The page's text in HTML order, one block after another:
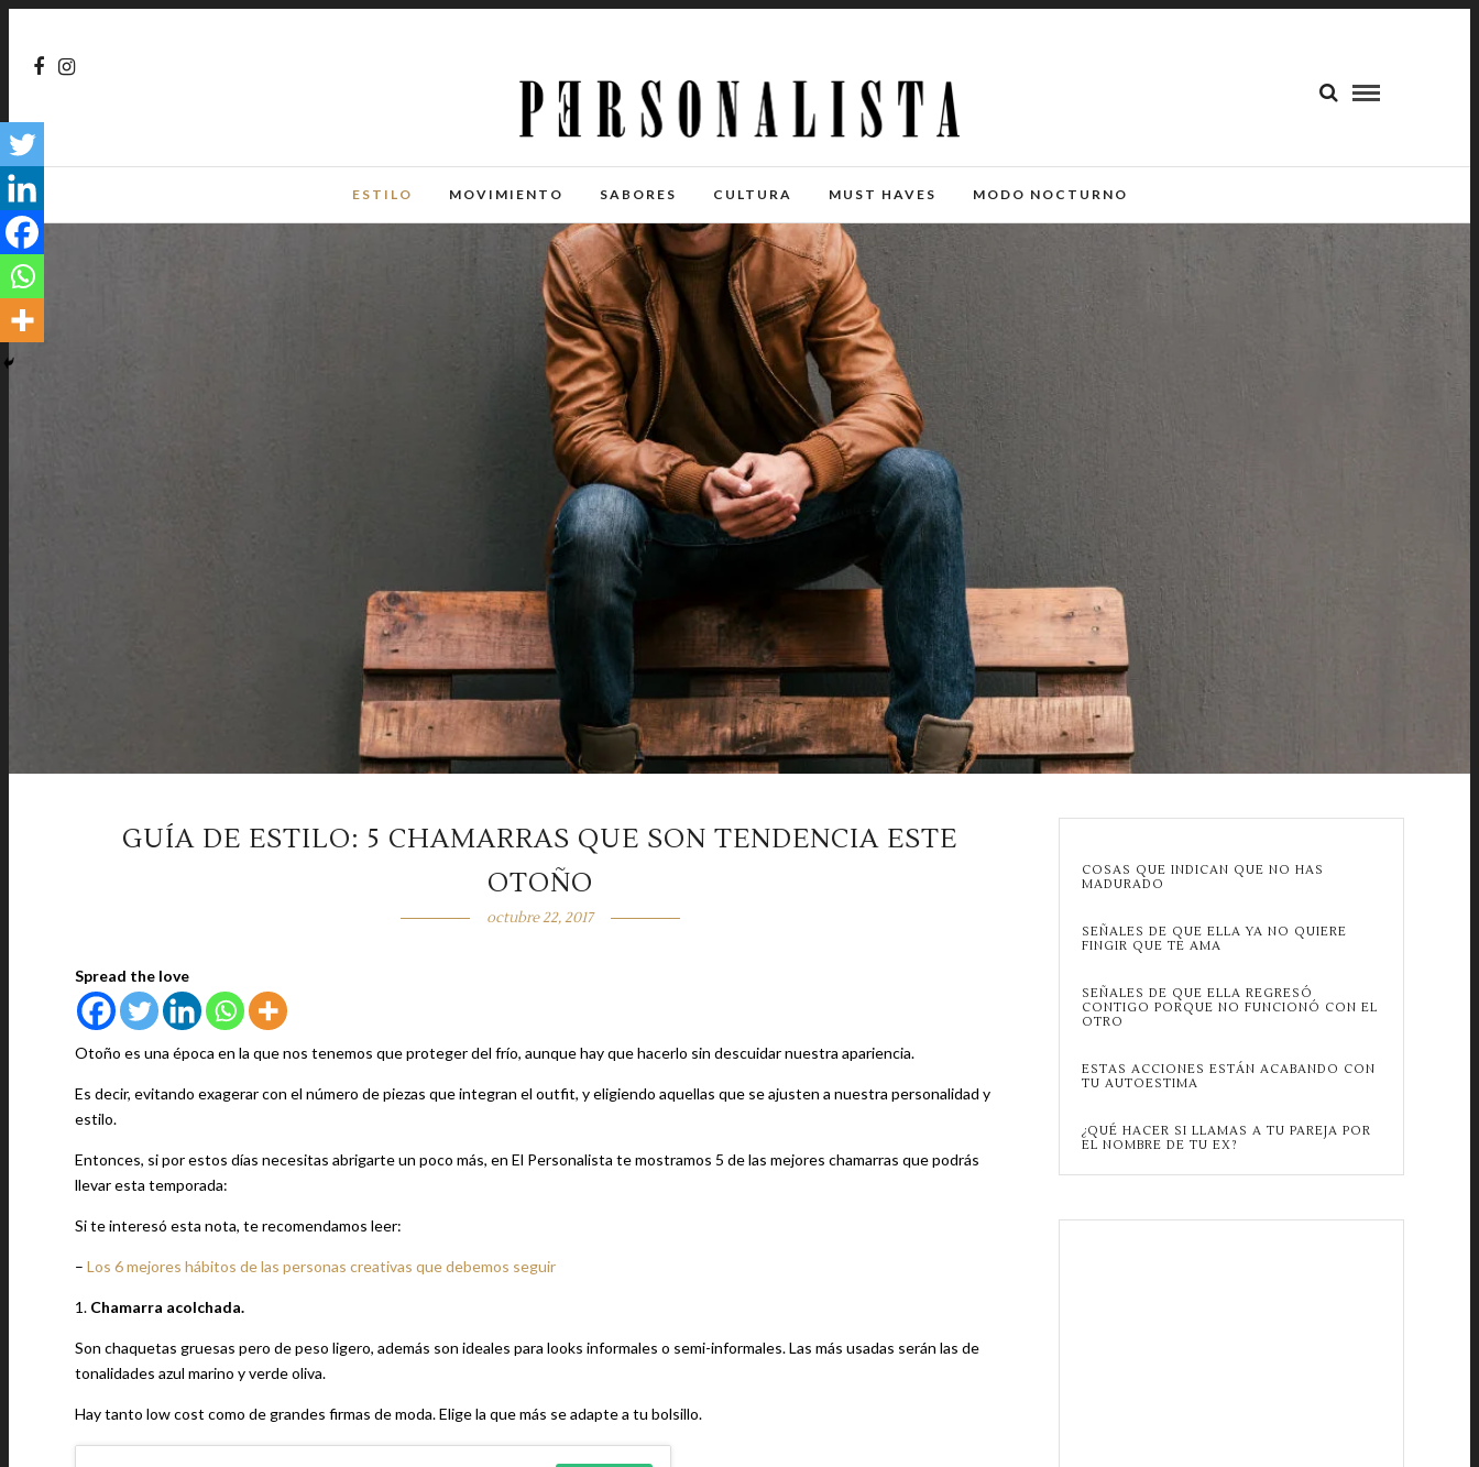
ESTILO MOVIMIENTO SABORES CULTURA MUST HAVES MODO NOCTURNO
GUÍA DE ESTILO: 5 CHAMARRAS QUE SON TENDENCIA ESTE
OTOÑO
octubre 22, 2017
Spread the love
Otoño es una época en la que nos tenemos que proteger del frío, aunque hay que hacerlo sin descuidar nuestra apariencia.
Es decir, evitando exagerar con el número de piezas que integran el outfit, y eligiendo aquellas que se ajusten a nuestra personalidad y
estilo.
Entonces, si por estos días necesitas abrigarte un poco más, en El Personalista te mostramos 5 de las mejores chamarras que podrás
llevar esta temporada:
Si te interesó esta nota, te recomendamos leer:
– Los 6 mejores hábitos de las personas creativas que debemos seguir
1. Chamarra acolchada.
Son chaquetas gruesas pero de peso ligero, además son ideales para looks informales o semi-informales. Las más usadas serán las de
tonalidades azul marino y verde oliva.
Hay tanto low cost como de grandes firmas de moda. Elige la que más se adapte a tu bolsillo.
COSAS QUE INDICAN QUE NO HAS
MADURADO
SEÑALES DE QUE ELLA YA NO QUIERE
FINGIR QUE TE AMA
SEÑALES DE QUE ELLA REGRESÓ
CONTIGO PORQUE NO FUNCIONÓ CON EL
OTRO
ESTAS ACCIONES ESTÁN ACABANDO CON
TU AUTOESTIMA
¿QUÉ HACER SI LLAMAS A TU PAREJA POR
EL NOMBRE DE TU EX?